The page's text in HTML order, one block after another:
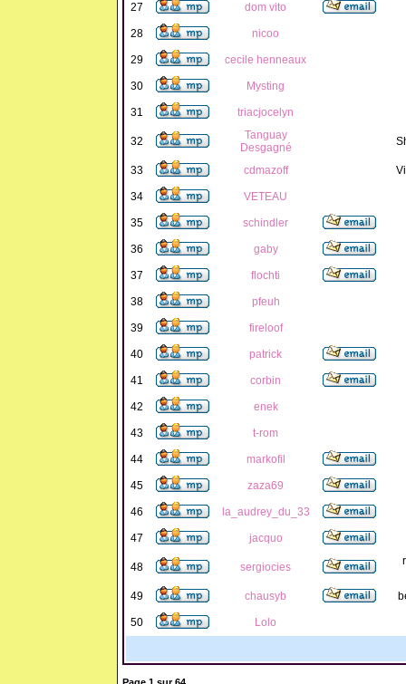
27 dom vito
28 nicoo
29 cecile henneaux
30 Mysting
31 triacjocelyn
32
Tanguay
Desgagné
33 cdmazoff
34 VETEAU
35 schindler
36 gaby
37 flochti
38 pfeuh
39 fireloof
40 patrick
41 corbin
42 enek
43 t-rom
44 markofil
45 zaza69
46 la_audrey_du_33
47 jacquo
48 sergiocies
49 chausyb
50 Lolo